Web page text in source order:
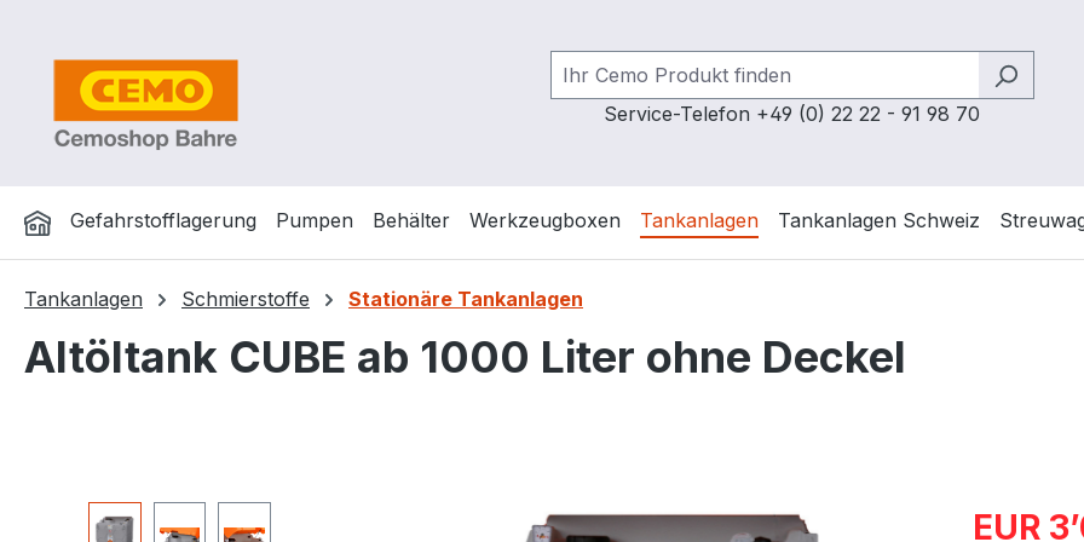
Service-Telefon +49 (0) 22 22 - 91 98 70
Gefahrstofflagerung Pumpen Behälter Werkzeugboxen Tankanlagen Tankanlagen Schweiz
Tankanlagen Schmierstoffe Stationäre Tankanlagen
Altöltank CUBE ab 1000 Liter ohne Deckel
Bildergalerie überspringen EUR